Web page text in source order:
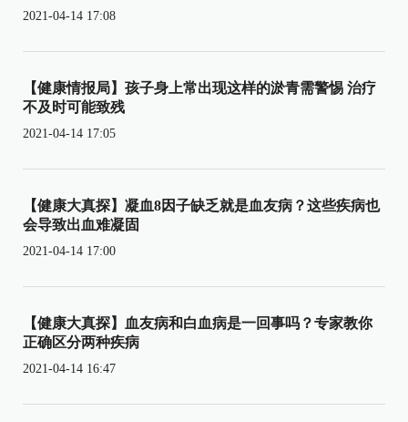
2021-04-14 17:08
【健康情报局】孩子身上常出现这样的淤青需警惕 治疗
不及时可能致残
2021-04-14 17:05
【健康大真探】凝血8因子缺乏就是血友病？这些疾病也
会导致出血难凝固
2021-04-14 17:00
【健康大真探】血友病和白血病是一回事吗？专家教你
正确区分两种疾病
2021-04-14 16:47